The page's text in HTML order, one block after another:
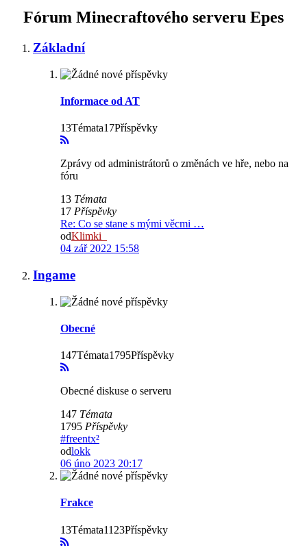
Fórum Minecraftového serveru Epes
Základní
Informace od AT
13Témata17Příspěvky
Zprávy od administrátorů o změnách ve hře, nebo na
fóru
13 Témata
17 Příspěvky
Re: Co se stane s mými věcmi …
odKlimki_
04 zář 2022 15:58
Ingame
Obecné
147Témata1795Příspěvky
Obecné diskuse o serveru
147 Témata
1795 Příspěvky
#freentx²
odlokk
06 úno 2023 20:17
Frakce
13Témata1123Příspěvky